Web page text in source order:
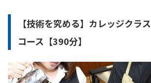
【技術を究める】カレッジク
コース【390分】